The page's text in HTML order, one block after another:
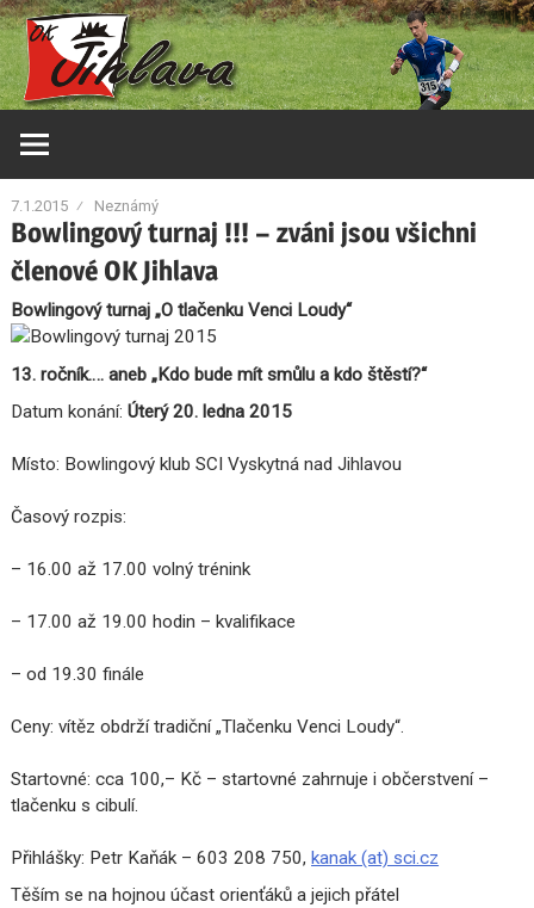
Skip
to
content
OK
Jihlava
Orientační
klub
Jihlava
7.1.2015 Neznámý
Bowlingový turnaj !!! – zváni jsou všichni
členové OK Jihlava
Bowlingový turnaj „O tlačenku Venci Loudy“
13. ročník…. aneb „Kdo bude mít smůlu a kdo štěstí?“
Datum konání:Úterý 20. ledna 2015
Místo: Bowlingový klub SCI Vyskytná nad Jihlavou
Časový rozpis:
– 16.00 až 17.00 volný trénink
– 17.00 až 19.00 hodin – kvalifikace
– od 19.30 finále
Ceny: vítěz obdrží tradiční „Tlačenku Venci Loudy“.
Startovné: cca 100,– Kč – startovné zahrnuje i občerstvení –
tlačenku s cibulí.
Přihlášky: Petr Kaňák – 603 208 750,kanak (at) sci.cz
Těším se na hojnou účast orienťáků a jejich přátel